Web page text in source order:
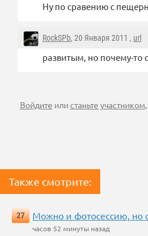
Ну по сравению с
RockSPb, 20 Января 2011 , url
развитым, но почему-то
Войдите илистаньте участником
Также смотрите:
27 Можно и фотосессию, но
часов 52 минуты назад